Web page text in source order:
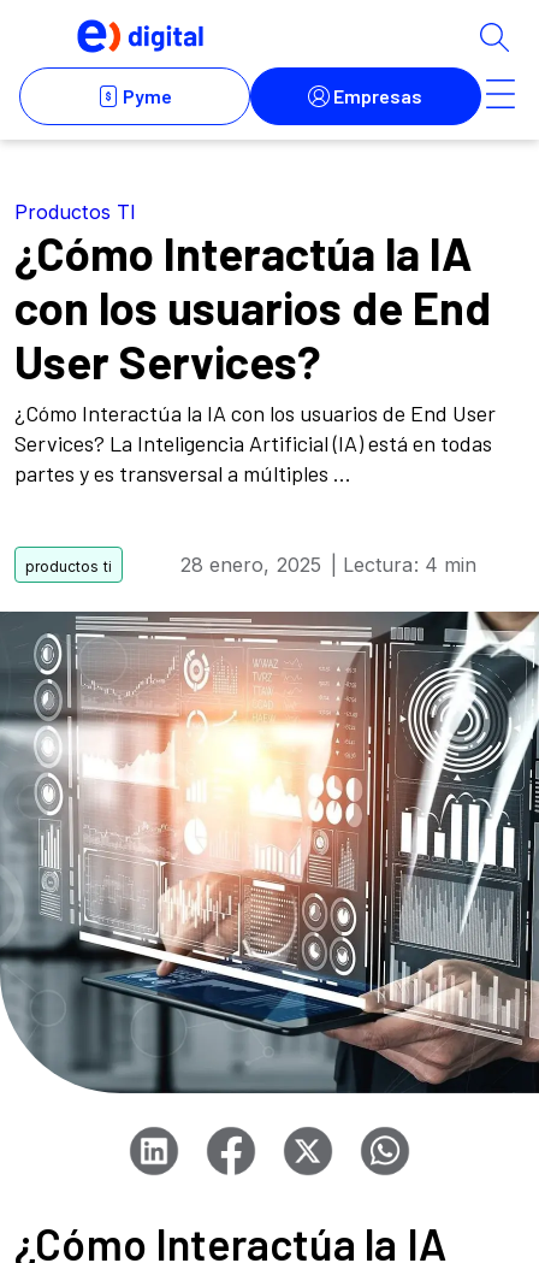
Productos TI
¿Cómo Interactúa la IA
con los usuarios de End
User Services?
¿Cómo Interactúa la IA con los usuarios de End User
Services? La Inteligencia Artificial (IA) está en todas
partes y es transversal a múltiples ...
28 enero, 2025 | Lectura: 4 min
¿Cómo Interactúa la IA